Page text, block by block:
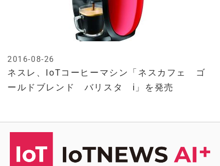
ネスレ、IoTコーヒーマシン「ネスカフェ ゴ
ールドブレンド バリスタ i」を発売
2016-08-26